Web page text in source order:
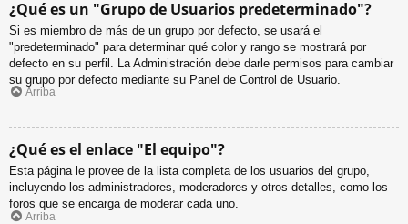
¿Qué es un "Grupo de Usuarios predeterminado"?
Si es miembro de más de un grupo por defecto, se usará el
"predeterminado" para determinar qué color y rango se mostrará por
defecto en su perfil. La Administración debe darle permisos para cambiar
su grupo por defecto mediante su Panel de Control de Usuario.
Arriba
¿Qué es el enlace "El equipo"?
Esta página le provee de la lista completa de los usuarios del grupo,
incluyendo los administradores, moderadores y otros detalles, como los
foros que se encarga de moderar cada uno.
Arriba